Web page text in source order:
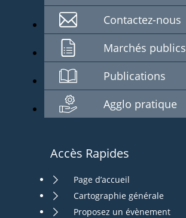
Contactez-nous
Marchés publics
Publications
Agglo pratique
Accès Rapides
Page d’accueil
Cartographie générale
Proposez un évènement